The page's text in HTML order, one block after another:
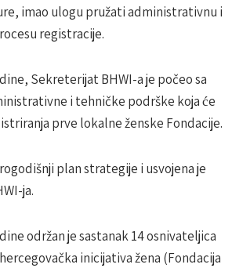
imao ulogu pružati administrativnu i
registracije.
Sekreterijat BHWI-a je počeo sa
i tehničke podrške koja će
prve lokalne ženske Fondacije.
plan strategije i usvojena je
ja.
održan je sastanak 14 osnivateljica
inicijativa žena (Fondacija